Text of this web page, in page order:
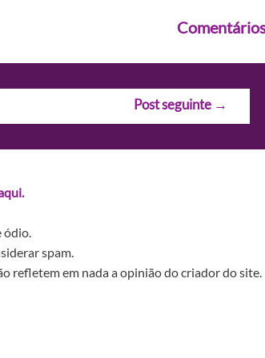
Post seguinte →
ódio.
spam.
refletem em nada a opinião do criador do site.